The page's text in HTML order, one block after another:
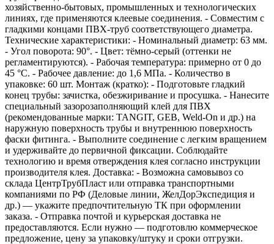
хозяйственно‑бытовых, промышленных и технологических
линиях, где применяются клеевые соединения. - Совместим с
гладкими концами ПВХ‑труб соответствующего диаметра.
Технические характеристики: - Номинальный диаметр: 63 мм.
- Угол поворота: 90°. - Цвет: тёмно‑серый (оттенки не
регламентируются). - Рабочая температура: примерно от 0 до
45 °C. - Рабочее давление: до 1,6 МПа. - Количество в
упаковке: 60 шт. Монтаж (кратко): - Подготовьте гладкий
конец трубы: зачистка, обезжиривание и просушка. - Нанесите
специальный зазорозаполняющий клей для ПВХ
(рекомендованные марки: TANGIT, GEB, Weld‑On и др.) на
наружную поверхность трубы и внутреннюю поверхность
фаски фитинга. - Выполните соединение с легким вращением
и удерживайте до первичной фиксации. Соблюдайте
технологию и время отверждения клея согласно инструкции
производителя клея. Доставка: - Возможна самовывоз со
склада ЦентрТрубПласт или отправка транспортными
компаниями по РФ (Деловые линии, ЖелДорЭкспедиция и
др.) — укажите предпочтительную ТК при оформлении
заказа. - Отправка почтой и курьерская доставка не
предоставляются. Если нужно — подготовлю коммерческое
предложение, цену за упаковку/штуку и сроки отгрузки.